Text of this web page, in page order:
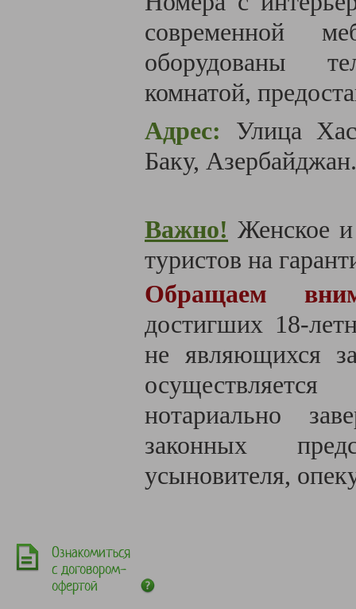
современной
оборудованы
комнатой,
Адрес:
Улица
Баку,
Важно! Женское
туристов на
Обращаем
достигших 18-
не являющихся
нотариально
законных
усыновителя,
Ознакомиться
с договором-
офертой